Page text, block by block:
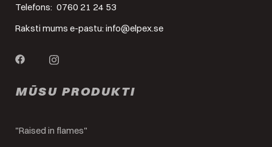
Telefons: 0760 21 24 53
Raksti mums e-pastu: info@elpex.se
MŪSU PRODUKTI
"Raised in flames"